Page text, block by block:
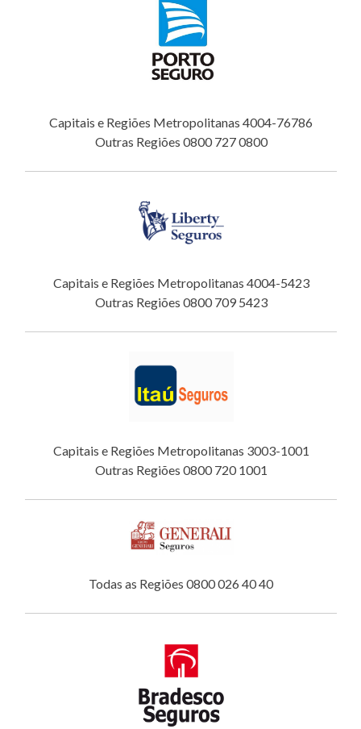
Capitais e Regiões Metropolitanas 4004-76786
Outras Regiões 0800 727 0800
Capitais e Regiões Metropolitanas 4004-5423
Outras Regiões 0800 709 5423
Capitais e Regiões Metropolitanas 3003-1001
Outras Regiões 0800 720 1001
Todas as Regiões 0800 026 40 40